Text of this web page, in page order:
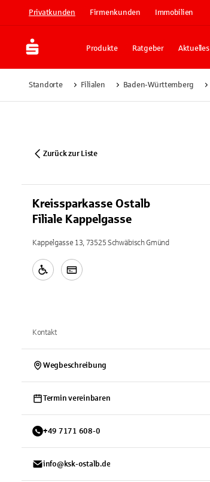
Privatkunden Firmenkunden Immobilien
Produkte Ratgeber Aktuelles
Standorte Filialen Baden-Württemberg
Zurück zur Liste
Kreissparkasse Ostalb
Filiale Kappelgasse
Kappelgasse 13, 73525 Schwäbisch Gmünd
Kontakt
Wegbeschreibung
Termin vereinbaren
+49 7171 608-0
info@ksk-ostalb.de